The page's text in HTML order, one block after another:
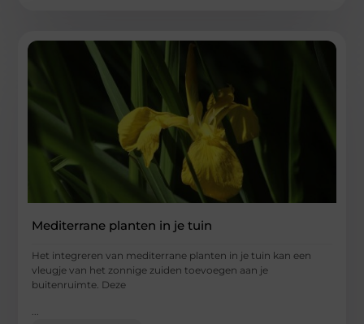
Mediterrane planten in je tuin
Het integreren van mediterrane planten in je tuin kan een
vleugje van het zonnige zuiden toevoegen aan je
buitenruimte. Deze